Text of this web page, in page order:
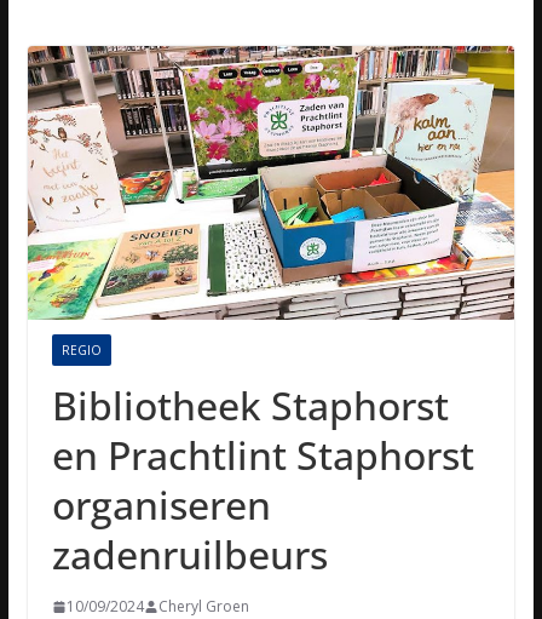
REGIO
Bibliotheek Staphorst
en Prachtlint Staphorst
organiseren
zadenruilbeurs
10/09/2024 Cheryl Groen